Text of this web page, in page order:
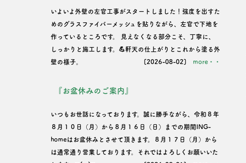
いよいよ外壁の左官工事がスタートしました！強度を出すた
めのグラスファイバーメッシュを貼りながら、左官で下地を
作っているところです。 見えなくなる部分こそ、丁寧に、
しっかりと施工します。💪軒天の仕上がりとこれから塗る外
壁の様子。
[2026-08-02] more・・
『お盆休みのご案内』
いつもお世話になっております。誠に勝手ながら、令和８年
８月１０日（月）から８月１６日（日）までの期間ING-
homeはお盆休みとさせて頂きます。８月１７日（月）から
は通常通り営業しております。それではよろしくお願いいた